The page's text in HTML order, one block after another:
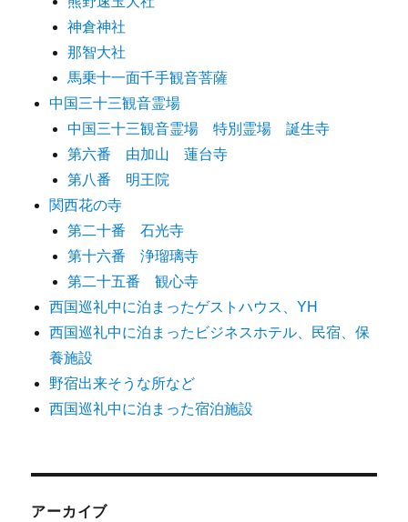
神倉神社
那智大社
馬乗十一面千手観音菩薩
中国三十三観音霊場
中国三十三観音霊場 特別霊場 誕生寺
第六番 由加山 蓮台寺
第八番 明王院
関西花の寺
第二十番 石光寺
第十六番 浄瑠璃寺
第二十五番 観心寺
西国巡礼中に泊まったゲストハウス、YH
西国巡礼中に泊まったビジネスホテル、民宿、保
養施設
野宿出来そうな所など
西国巡礼中に泊まった宿泊施設
アーカイブ